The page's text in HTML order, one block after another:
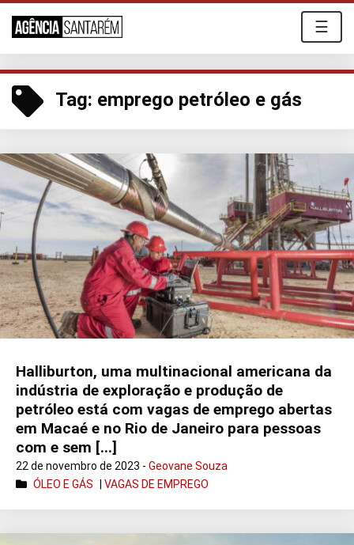
☰
Tag: emprego petróleo e gás
Halliburton, uma multinacional americana da
indústria de exploração e produção de
petróleo está com vagas de emprego abertas
em Macaé e no Rio de Janeiro para pessoas
com e sem [...]
22 de novembro de 2023 - Geovane Souza
ÓLEO E GÁS
VAGAS DE EMPREGO